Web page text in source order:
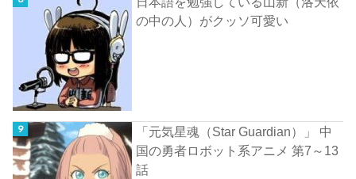
の中の人）がクッソ可愛い
「元気星魂（Star Guardian）」 中
国の勇者ロボット系アニメ 第7～13
話